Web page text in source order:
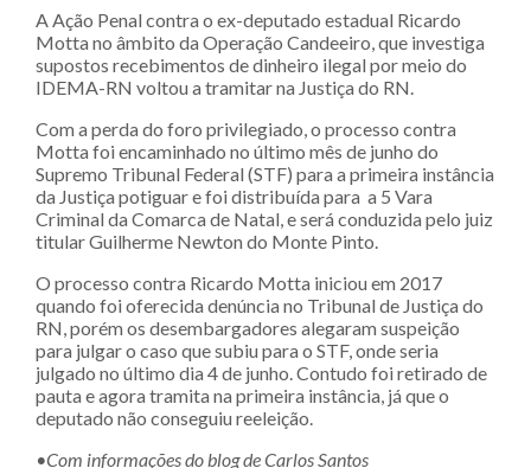
A Ação Penal contra o ex-deputado estadual Ricardo
Motta no âmbito da Operação Candeeiro, que investiga
supostos recebimentos de dinheiro ilegal por meio do
IDEMA-RN voltou a tramitar na Justiça do RN.
Com a perda do foro privilegiado, o processo contra
Motta foi encaminhado no último mês de junho do
Supremo Tribunal Federal (STF) para a primeira instância
da Justiça potiguar e foi distribuída para a 5 Vara
Criminal da Comarca de Natal, e será conduzida pelo juiz
titular Guilherme Newton do Monte Pinto.
O processo contra Ricardo Motta iniciou em 2017
quando foi oferecida denúncia no Tribunal de Justiça do
RN, porém os desembargadores alegaram suspeição
para julgar o caso que subiu para o STF, onde seria
julgado no último dia 4 de junho. Contudo foi retirado de
pauta e agora tramita na primeira instância, já que o
deputado não conseguiu reeleição.
•Com informações do blog de Carlos Santos